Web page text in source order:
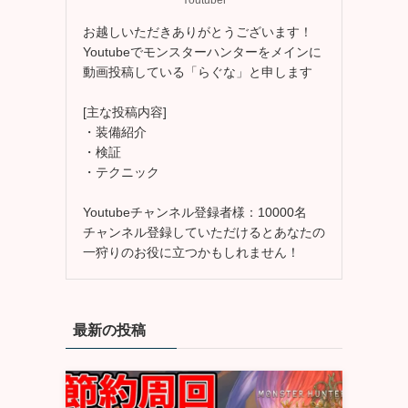
お越しいただきありがとうございます！
Youtubeでモンスターハンターをメインに
動画投稿している「らぐな」と申します
[主な投稿内容]
・装備紹介
・検証
・テクニック
Youtubeチャンネル登録者様：10000名
チャンネル登録していただけるとあなたの
一狩りのお役に立つかもしれません！
最新の投稿